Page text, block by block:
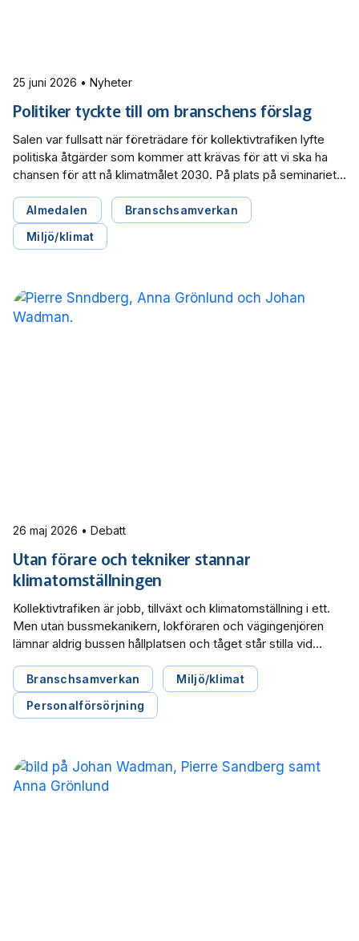
25 juni 2026 • Nyheter
Politiker tyckte till om branschens förslag
Salen var fullsatt när företrädare för kollektivtrafiken lyfte
politiska åtgärder som kommer att krävas för att vi ska ha
chansen för att nå klimatmålet 2030. På plats på seminariet
kommenterade förslagen och delade sina egna visioner för
kollektivtrafiken.
Almedalen
Branschsamverkan
Miljö/klimat
26 maj 2026 • Debatt
Utan förare och tekniker stannar
klimatomställningen
Kollektivtrafiken är jobb, tillväxt och klimatomställning i ett.
Men utan bussmekanikern, lokföraren och vägingenjören
lämnar aldrig bussen hållplatsen och tåget står stilla vid
för att vända utvecklingen, skriver Svensk Kollektivtrafik,
Sveriges Bussföretag, Tågföretagen i en debattartikel i
Dagens Samhälle.
Branschsamverkan
Miljö/klimat
Personalförsörjning